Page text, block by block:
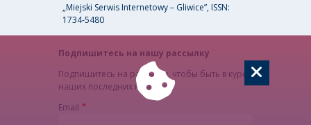
„Miejski Serwis Internetowy – Gliwice”, ISSN:
1734-5480
Подпишитесь на нашу рассылку
Подпишитесь на рассылку, чтобы быть в курсе
наших последних новостей
Email